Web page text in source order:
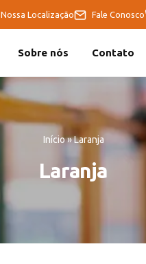
Nossa Localização Fale Conosco
Sobre nós Contato
Início»Laranja
Laranja